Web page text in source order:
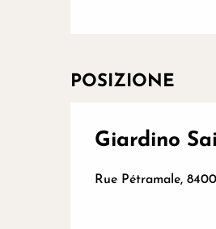
POSIZIONE
Giardino
Rue Pétramale,